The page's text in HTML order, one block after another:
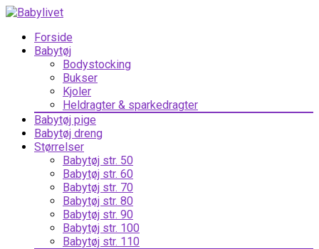
Forside
Babytøj
Bodystocking
Bukser
Kjoler
Heldragter & sparkedragter
Babytøj pige
Babytøj dreng
Størrelser
Babytøj str. 50
Babytøj str. 60
Babytøj str. 70
Babytøj str. 80
Babytøj str. 90
Babytøj str. 100
Babytøj str. 110